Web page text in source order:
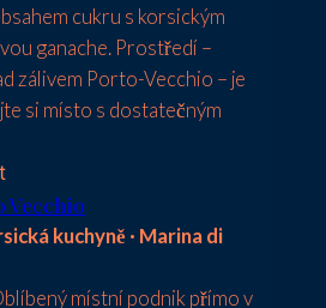
cukru s korsickým
ganache. Prostředí –
zálivem Porto-Vecchio – je
si místo s dostatečným
Vecchio
kuchyně · Marina di
místní podnik přímo v